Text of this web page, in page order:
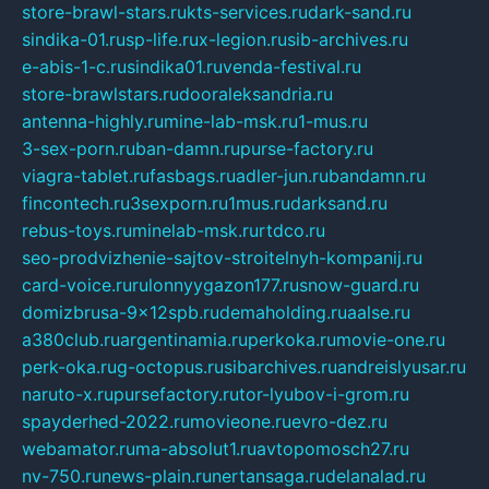
store-brawl-stars.rukts-services.rudark-sand.ru
sindika-01.rusp-life.rux-legion.rusib-archives.ru
e-abis-1-c.rusindika01.ruvenda-festival.ru
store-brawlstars.rudooraleksandria.ru
antenna-highly.rumine-lab-msk.ru1-mus.ru
3-sex-porn.ruban-damn.rupurse-factory.ru
viagra-tablet.rufasbags.ruadler-jun.rubandamn.ru
fincontech.ru3sexporn.ru1mus.rudarksand.ru
rebus-toys.ruminelab-msk.rurtdco.ru
seo-prodvizhenie-sajtov-stroitelnyh-kompanij.ru
card-voice.rurulonnyygazon177.rusnow-guard.ru
domizbrusa-9x12spb.rudemaholding.ruaalse.ru
a380club.ruargentinamia.ruperkoka.rumovie-one.ru
perk-oka.rug-octopus.rusibarchives.ruandreislyusar.ru
naruto-x.rupursefactory.rutor-lyubov-i-grom.ru
spayderhed-2022.rumovieone.ruevro-dez.ru
webamator.ruma-absolut1.ruavtopomosch27.ru
nv-750.runews-plain.runertansaga.rudelanalad.ru